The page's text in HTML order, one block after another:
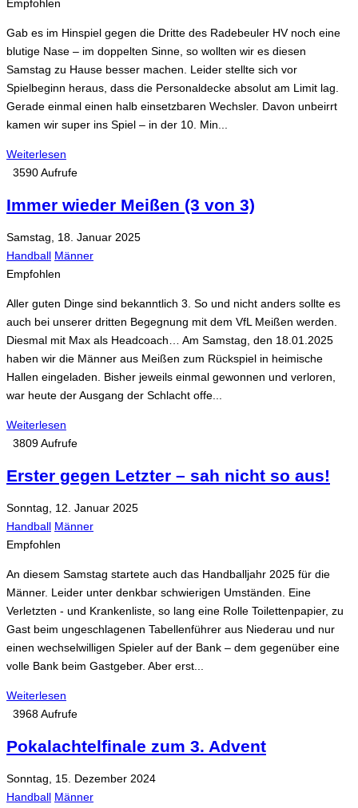
Empfohlen
Gab es im Hinspiel gegen die Dritte des Radebeuler HV noch eine
blutige Nase – im doppelten Sinne, so wollten wir es diesen
Samstag zu Hause besser machen. Leider stellte sich vor
Spielbeginn heraus, dass die Personaldecke absolut am Limit lag.
Gerade einmal einen halb einsetzbaren Wechsler. Davon unbeirrt
kamen wir super ins Spiel – in der 10. Min...
Weiterlesen
3590 Aufrufe
Immer wieder Meißen (3 von 3)
Samstag, 18. Januar 2025
Handball Männer
Empfohlen
Aller guten Dinge sind bekanntlich 3. So und nicht anders sollte es
auch bei unserer dritten Begegnung mit dem VfL Meißen werden.
Diesmal mit Max als Headcoach… Am Samstag, den 18.01.2025
haben wir die Männer aus Meißen zum Rückspiel in heimische
Hallen eingeladen. Bisher jeweils einmal gewonnen und verloren,
war heute der Ausgang der Schlacht offe...
Weiterlesen
3809 Aufrufe
Erster gegen Letzter – sah nicht so aus!
Sonntag, 12. Januar 2025
Handball Männer
Empfohlen
An diesem Samstag startete auch das Handballjahr 2025 für die
Männer. Leider unter denkbar schwierigen Umständen. Eine
Verletzten - und Krankenliste, so lang eine Rolle Toilettenpapier, zu
Gast beim ungeschlagenen Tabellenführer aus Niederau und nur
einen wechselwilligen Spieler auf der Bank – dem gegenüber eine
volle Bank beim Gastgeber. Aber erst...
Weiterlesen
3968 Aufrufe
Pokalachtelfinale zum 3. Advent
Sonntag, 15. Dezember 2024
Handball Männer